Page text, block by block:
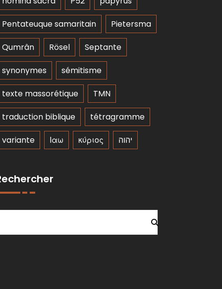
Pentateuque samaritain Pietersma
Qumrân Rösel Septante
synonymes sémitisme
texte massorétique TMN
traduction biblique tétragramme
variante Ιαω κύριος יהוה